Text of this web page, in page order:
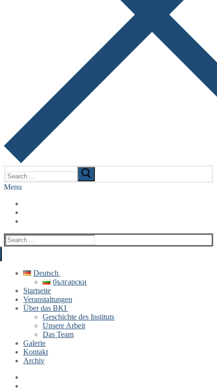
for:
Menu
Search
for:
Deutsch
български
Startseite
Veranstaltungen
Über das BKI
Geschichte des Instituts
Unsere Arbeit
Das Team
Galerie
Kontakt
Archiv